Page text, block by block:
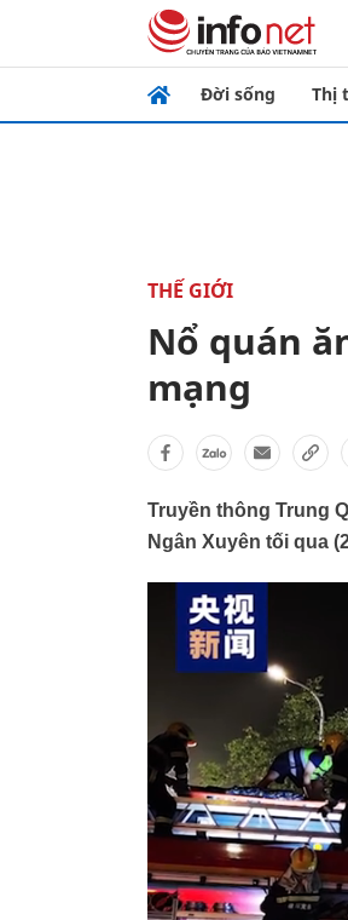
Đời sống Thị
THẾ GIỚI
Nổ quán
mạng
Truyền thông Trung
Ngân Xuyên tối qua